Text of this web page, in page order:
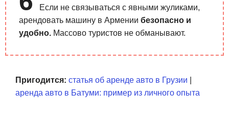
Если не связываться с явными жуликами,
арендовать машину в Армении безопасно и
удобно. Массово туристов не обманывают.
Пригодится: статья об аренде авто в Грузии
аренда авто в Батуми: пример из личного опыта